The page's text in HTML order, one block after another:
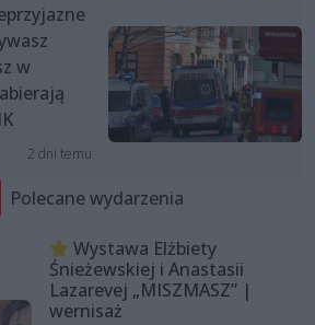
w
2 dni temu
Polecane wydarzenia
Wystawa Elżbiety
Śnieżewskiej i Anastasii
Lazarevej „MISZMASZ” |
wernisaż